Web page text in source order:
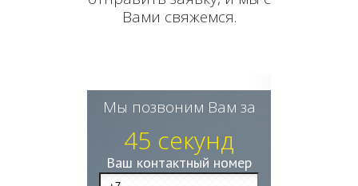
Вами свяжемся.
Мы позвоним Вам за
45 секунд
Ваш контактный номер